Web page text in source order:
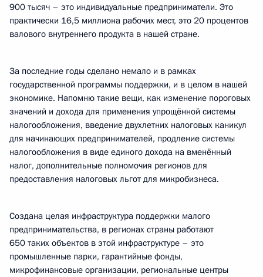
900 тысяч – это индивидуальные предприниматели. Это
практически 16,5 миллиона рабочих мест, это 20 процентов
валового внутреннего продукта в нашей стране.
За последние годы сделано немало и в рамках
государственной программы поддержки, и в целом в нашей
экономике. Напомню такие вещи, как изменение пороговых
значений и дохода для применения упрощённой системы
налогообложения, введение двухлетних налоговых каникул
для начинающих предпринимателей, продление системы
налогообложения в виде единого дохода на вменённый
налог, дополнительные полномочия регионов для
предоставления налоговых льгот для микробизнеса.
Создана целая инфраструктура поддержки малого
предпринимательства, в регионах страны работают
650 таких объектов в этой инфраструктуре – это
промышленные парки, гарантийные фонды,
микрофинансовые организации, региональные центры